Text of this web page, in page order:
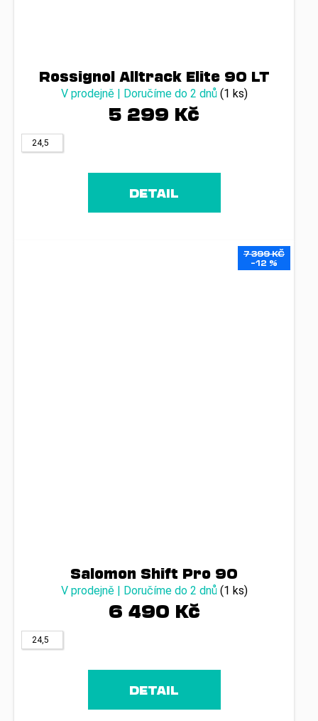
Rossignol Alltrack Elite 90 LT
V prodejně | Doručíme do 2 dnů (1 ks)
5 299 Kč
24,5
DETAIL
7 399 KČ
–12 %
Salomon Shift Pro 90
V prodejně | Doručíme do 2 dnů (1 ks)
6 490 Kč
24,5
DETAIL